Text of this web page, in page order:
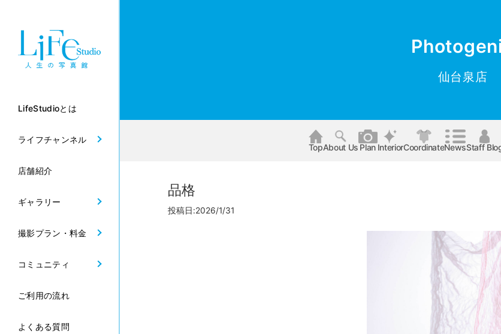
LifeStudioとは
ライフチャンネル
店舗紹介
ギャラリー
撮影プラン・料金
コミュニティ
ご利用の流れ
よくある質問
仙台泉店
TopAbout Us Plan InteriorCoordinateNewsStaff
品格
投稿日:2026/1/31